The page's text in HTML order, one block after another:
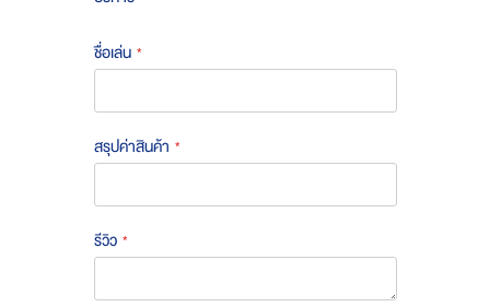
ชื่อเล่น
สรุปค่าสินค้า
รีวิว